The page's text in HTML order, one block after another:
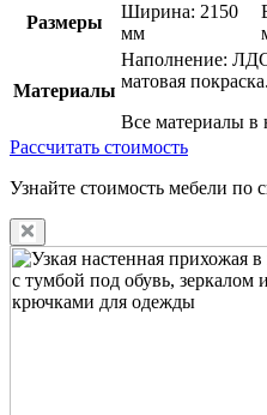
Размеры
Ширина: 2150
мм
Материалы
Наполнение:
матовая покраска.
Все материалы в
Рассчитать стоимость
Узнайте стоимость мебели по